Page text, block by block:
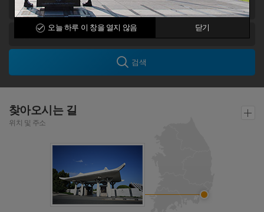
오늘 하루 이 창을 열지 않음 닫기
검색
찾아오시는 길
위치 및 주소